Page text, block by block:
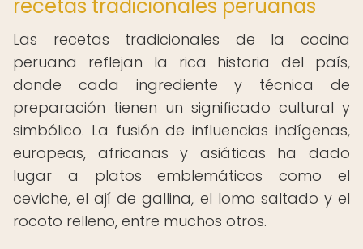
recetas tradicionales peruanas
Las recetas tradicionales de la cocina
peruana reflejan la rica historia del país,
donde cada ingrediente y técnica de
preparación tienen un significado cultural y
simbólico. La fusión de influencias indígenas,
europeas, africanas y asiáticas ha dado
lugar a platos emblemáticos como el
ceviche, el ají de gallina, el lomo saltado y el
rocoto relleno, entre muchos otros.